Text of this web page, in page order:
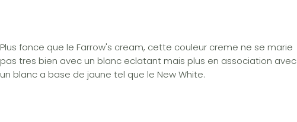
Plus fonce que le Farrow's cream, cette couleur creme ne se marie
pas tres bien avec un blanc eclatant mais plus en association avec
un blanc a base de jaune tel que le New White.